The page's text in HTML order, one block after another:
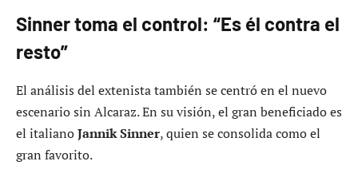
Sinner toma el control: “Es él contra el
resto”
El análisis del extenista también se centró en el nuevo
escenario sin Alcaraz. En su visión, el gran beneficiado es
el italianoJannik Sinner, quien se consolida como el
gran favorito.